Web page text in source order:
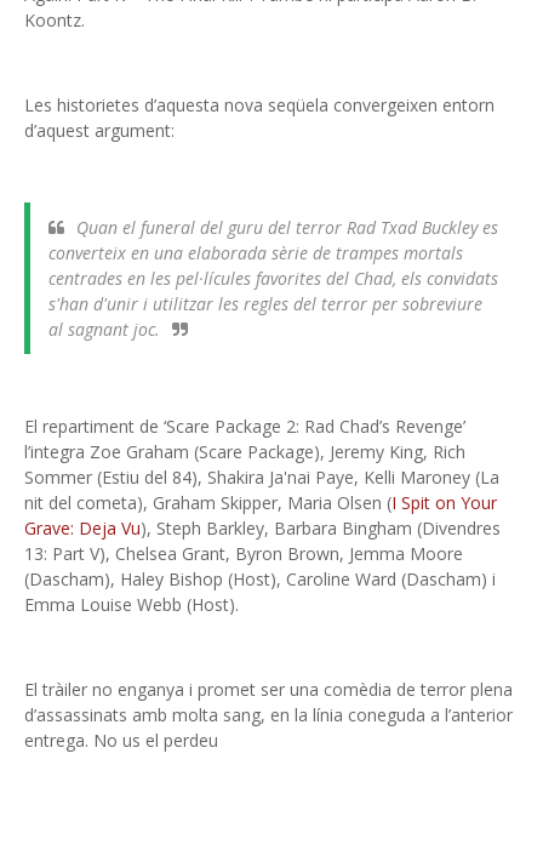
Koontz.
Les historietes d’aquesta nova seqüela convergeixen entorn
d’aquest argument:
Quan el funeral del guru del terror Rad Txad Buckley es
converteix en una elaborada sèrie de trampes mortals
centrades en les pel·lícules favorites del Chad, els convidats
s'han d'unir i utilitzar les regles del terror per sobreviure
al sagnant joc.
El repartiment de ‘Scare Package 2: Rad Chad’s Revenge’
l’integra Zoe Graham (Scare Package), Jeremy King, Rich
Sommer (Estiu del 84), Shakira Ja'nai Paye, Kelli Maroney (La
nit del cometa), Graham Skipper, Maria Olsen (I Spit on Your
Grave: Deja Vu), Steph Barkley, Barbara Bingham (Divendres
13: Part V), Chelsea Grant, Byron Brown, Jemma Moore
(Dascham), Haley Bishop (Host), Caroline Ward (Dascham) i
Emma Louise Webb (Host).
El tràiler no enganya i promet ser una comèdia de terror plena
d’assassinats amb molta sang, en la línia coneguda a l’anterior
entrega. No us el perdeu